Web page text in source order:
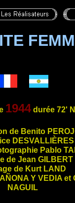
1944durée 72'
de Benito
DESVALLIÈRES
Pablo
de Jean GILBERT
de Kurt LAND
Y VEDIAet
NAGUIL